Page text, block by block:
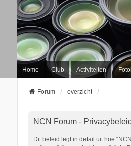
Home Club Activiteiten
Forum overzicht
NCN Forum - Privacybeleid
Dit beleid legt in detail uit hoe